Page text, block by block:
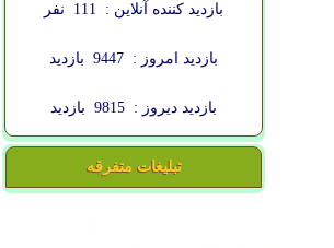
بازدید کننده آنلاین : 111 نفر
بازدید امروز : 9447 بازدید
بازدید دیروز : 9815 بازدید
تبلیغات متفرقه